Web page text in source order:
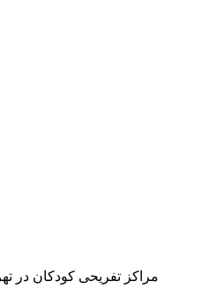
مراکز تفریحی کودکان در